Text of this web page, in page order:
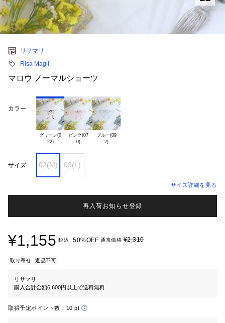
リサマリ
Risa Magli
マロウ ノーマルショーツ
カラー
グリーン(0
22)
ピンク(07
ブルー(09
サイズ 02(M) 03(L)
サイズ詳細を見る
再入荷お知らせ登録
¥1,155 税込 50%OFF 通常価格¥2,310
取り寄せ 返品不可
リサマリ
購入合計金額6,600円以上で送料無料
取得予定ポイント数： 10 pt